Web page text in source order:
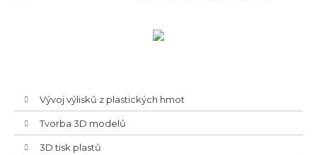
Vývoj výlisků z plastických hmot
Tvorba 3D modelů
3D tisk plastů